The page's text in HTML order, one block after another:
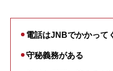
電話はJNBでかかって
守秘義務がある